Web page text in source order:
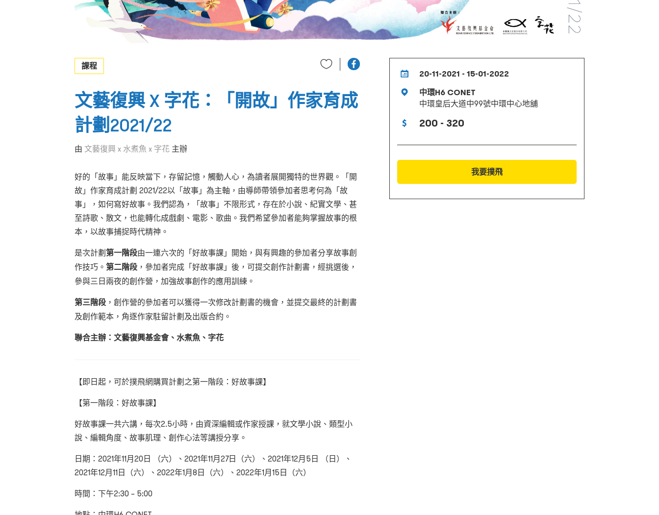
20-11-2021 - 15-01-2022
中環H6 CONET
中環皇后大道中99號中環中心地舖
200 - 320
我要撲飛
課程
文藝復興 X 字花：「開故」作家育成
計劃2021/22
由 文藝復興 x 水煮魚 x 字花 主辦
好的「故事」能反映當下，存留記憶，觸動人心，為讀者展開獨特的世界觀。「開
故」作家育成計劃 2021/22以「故事」為主軸，由導師帶領參加者思考何為「故
事」，如何寫好故事。我們認為，「故事」不限形式，存在於小說、紀實文學、甚
至詩歌、散文，也能轉化成戲劇、電影、歌曲。我們希望參加者能夠掌握故事的根
本，以故事捕捉時代精神。
是次計劃 第一階段由一連六次的「好故事課」開始，與有興趣的參加者分享故事創
作技巧。 第二階段 ，參加者完成「好故事課」後，可提交創作計劃書，經挑選後，
參與三日兩夜的創作營，加強故事創作的應用訓練。
第三階段 ，創作營的參加者可以獲得一次修改計劃書的機會，並提交最終的計劃書
及創作範本，角逐作家駐留計劃及出版合約。
聯合主辦：文藝復興基金會、水煮魚、字花
【即日起，可於撲飛網購買計劃之第一階段：好故事課】
【第一階段：好故事課】
好故事課一共六講，每次2.5小時，由資深編輯或作家授課，就文學小說、類型小
說、編輯角度、故事肌理、創作心法等講授分享。
日期：2021年11月20日 （六）、2021年11月27日（六）、2021年12月5日 （日）、
2021年12月11日（六）、2022年1月8日（六）、2022年1月15日（六）
時間：下午2:30 – 5:00